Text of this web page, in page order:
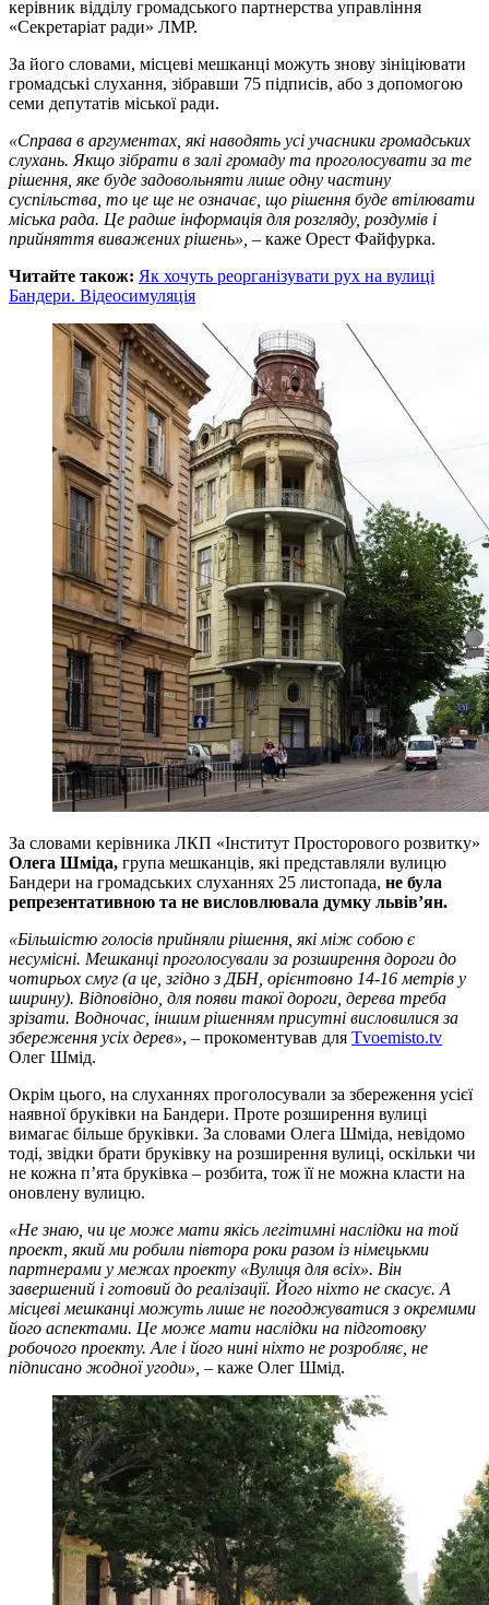
керівник відділу громадського партнерства управління
«Секретаріат ради» ЛМР.
За його словами, місцеві мешканці можуть знову зініціювати
громадські слухання, зібравши 75 підписів, або з допомогою
семи депутатів міської ради.
«Справа в аргументах, які наводять усі учасники громадських
слухань. Якщо зібрати в залі громаду та проголосувати за те
рішення, яке буде задовольняти лише одну частину
суспільства, то це ще не означає, що рішення буде втілювати
міська рада. Це радше інформація для розгляду, роздумів і
прийняття виважених рішень», – каже Орест Файфурка.
Читайте також: Як хочуть реорганізувати рух на вулиці
Бандери. Відеосимуляція
За словами керівника ЛКП «Інститут Просторового розвитку»
Олега Шміда, група мешканців, які представляли вулицю
Бандери на громадських слуханнях 25 листопада, не була
репрезентативною та не висловлювала думку львів’ян.
«Більшістю голосів прийняли рішення, які між собою є
несумісні. Мешканці проголосували за розширення дороги до
чотирьох смуг (а це, згідно з ДБН, орієнтовно 14-16 метрів у
ширину). Відповідно, для появи такої дороги, дерева треба
зрізати. Водночас, іншим рішенням присутні висловилися за
збереження усіх дерев», – прокоментував для Tvoemisto.tv
Олег Шмід.
Окрім цього, на слуханнях проголосували за збереження усієї
наявної бруківки на Бандери. Проте розширення вулиці
вимагає більше бруківки. За словами Олега Шміда, невідомо
тоді, звідки брати бруківку на розширення вулиці, оскільки чи
не кожна п’ята бруківка – розбита, тож її не можна класти на
оновлену вулицю.
«Не знаю, чи це може мати якісь легітимні наслідки на той
проект, який ми робили півтора роки разом із німецькми
партнерами у межах проекту «Вулиця для всіх». Він
завершений і готовий до реалізації. Його ніхто не скасує. А
місцеві мешканці можуть лише не погоджуватися з окремими
його аспектами. Це може мати наслідки на підготовку
робочого проекту. Але і його нині ніхто не розробляє, не
підписано жодної угоди», – каже Олег Шмід.